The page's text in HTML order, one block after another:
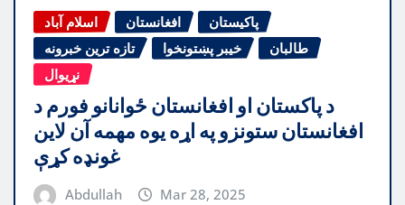
اسلام آباد افغانستان
پاکیستان
تازه ترین خبرونه
خیبر پښتونخوا
طالبان
نړیوال
د پاکستان او افغانستان ځوانانو فورم د
افغانستان ستونزو په اړه یوه مهمه آن لاین
غونډه کړې
Abdullah Mar 28, 2025